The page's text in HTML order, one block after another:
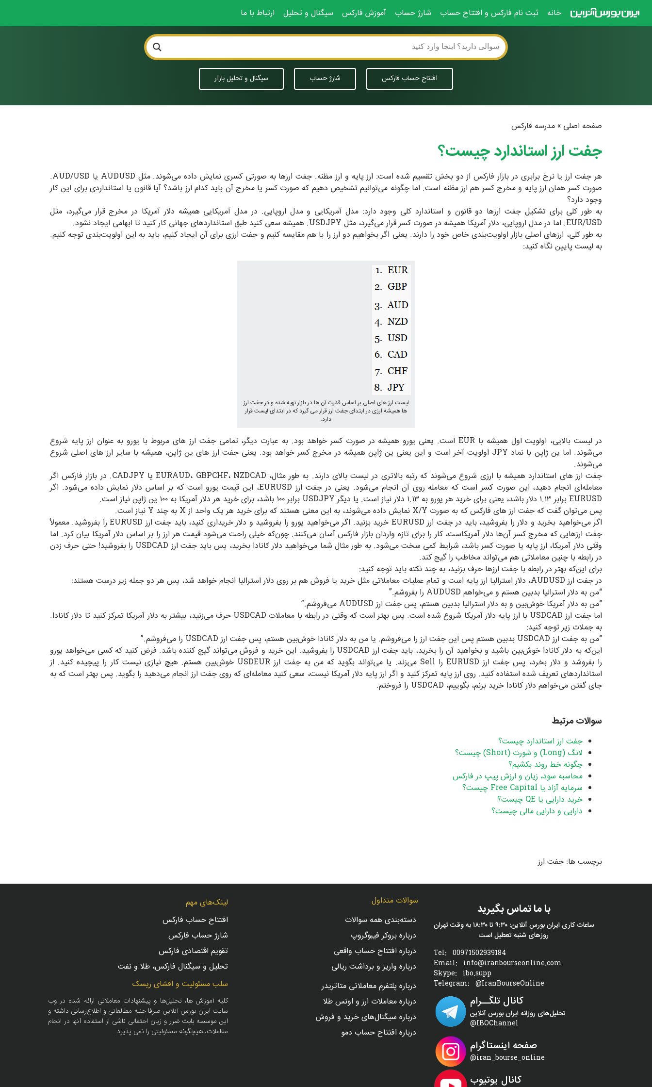
خانه ثبت نام فارکس و افتتاح حساب شارژ حساب آموزش فارکس سیگنال و تحلیل ارتباط با ما
افتتاح حساب فارکس شارژ حساب سیگنال و تحلیل بازار
صفحه اصلی »مدرسه فارکس
جفت ارز استاندارد چیست؟
هر جفت ارز یا نرخ برابری در بازار فارکس از دو بخش تقسیم شده است: ارز پایه و ارز مظنه. جفت ارزها به صورتی کسری نمایش داده می‌شوند. مثل AUDUSD یا AUD/USD.
صورت کسر همان ارز پایه و مخرج کسر هم ارز مظنه است. اما چگونه می‌توانیم تشخیص دهیم که صورت کسر یا مخرج آن باید کدام ارز باشد؟ آیا قانون یا استانداردی برای این کار
وجود دارد؟
به طور کلی برای تشکیل جفت ارزها دو قانون و استاندارد کلی وجود دارد: مدل آمریکایی و مدل اروپایی. در مدل آمریکایی همیشه دلار آمریکا در مخرج قرار می‌گیرد، مثل
EUR/USD. اما در مدل اروپایی، دلار آمریکا همیشه در صورت کسر قرار می‌گیرد، مثل USDJPY. همیشه سعی کنید طبق استانداردهای جهانی کار کنید تا ابهامی ایجاد نشود.
به طور کلی، ارزهای اصلی بازار اولویت‌بندی خاص خود را دارند. یعنی اگر بخواهیم دو ارز را با هم مقایسه کنیم و جفت ارزی برای آن ایجاد کنیم، باید به این اولویت‌بندی توجه کنیم.
به لیست پایین نگاه کنید:
لیست ارز های اصلی بر اساس قدرت آن ها در بازار تهیه شده و در جفت ارز
ها همیشه ارزی در ابتدای جفت ارز قرار می گیرد که در ابتدای لیست قرار
دارد.
در لیست بالایی، اولویت اول همیشه با EUR است. یعنی یورو همیشه در صورت کسر خواهد بود. به عبارت دیگر، تمامی جفت ارز های مربوط با یورو به عنوان ارز پایه شروع
می‌شوند. اما ین ژاپن با نماد JPY اولویت آخر است و این یعنی ین ژاپن همیشه در مخرج کسر خواهد بود. یعنی جفت ارز های ین ژاپن، همیشه با سایر ارز های اصلی شروع
می‌شوند.
جفت ارز های استاندارد همیشه با ارزی شروع می‌شوند که رتبه بالاتری در لیست بالای دارند. به طور مثال، EURAUD، GBPCHF، NZDCAD یا CADJPY. در بازار فارکس اگر
معامله‌ای انجام دهید، این صورت کسر است که معامله روی آن انجام می‌شود. یعنی در جفت ارز EURUSD، این قیمت یورو است که بر اساس دلار نمایش داده می‌شود. اگر
EURUSD برابر ۱.۱۳ دلار باشد، یعنی برای خرید هر یورو به ۱.۱۳ دلار نیاز است. یا دیگر USDJPY برابر ۱۰۰ باشد، برای خرید هر دلار آمریکا به ۱۰۰ ین ژاپن نیاز است.
پس می‌توان گفت که جفت ارز های فارکس که به صورت X/Y نمایش داده می‌شوند، به این معنی هستند که برای خرید هر یک واحد از X به چند Y نیاز است.
اگر می‌خواهید بخرید و دلار را بفروشید، باید در جفت ارز EURUSD خرید بزنید. اگر می‌خواهید یورو را بفروشید و دلار خریداری کنید، باید جفت ارز EURUSD را بفروشید. معمولاً
جفت ارزهایی که مخرج کسر آن‌ها دلار آمریکاست، کار را برای تازه واردان بازار فارکس آسان می‌کنند. چون‌که خیلی راحت می‌شود قیمت هر ارز را بر اساس دلار آمریکا بیان کرد. اما
وقتی دلار آمریکا، ارز پایه یا صورت کسر باشد، شرایط کمی سخت می‌شود. به طور مثال شما می‌خواهید دلار کانادا بخرید، پس باید جفت ارز USDCAD را بفروشید! حتی حرف زدن
در رابطه با چنین معاملاتی هم می‌تواند مخاطب را گیج کند.
برای این‌که بهتر در رابطه با جفت ارزها حرف بزنید، به چند نکته باید توجه کنید:
در جفت ارز AUDUSD، دلار استرالیا ارز پایه است و تمام عملیات معاملاتی مثل خرید یا فروش هم بر روی دلار استرالیا انجام خواهد شد، پس هر دو جمله زیر درست هستند:
“من به دلار استرالیا بدبین هستم و می‌خواهم AUDUSD را بفروشم.”
“من به دلار آمریکا خوش‌بین و به دلار استرالیا بدبین هستم، پس جفت ارز AUDUSD می‌فروشم.”
اما جفت ارز USDCAD با ارز پایه دلار آمریکا شروع شده است. پس بهتر است که وقتی در رابطه با معاملات USDCAD حرف می‌زنید، بیشتر به دلار آمریکا تمرکز کنید تا دلار کانادا.
به جملات زیر توجه کنید:
“من به جفت ارز USDCAD بدبین هستم پس این جفت ارز را می‌فروشم. یا من به دلار کانادا خوش‌بین هستم، پس جفت ارز USDCAD را می‌فروشم.”
این‌که به دلار کانادا خوش‌بین باشید و بخواهید آن را بخرید، باید جفت ارز USDCAD را بفروشید. این خرید و فروش می‌تواند گیج کننده باشد. فرض کنید که کسی می‌خواهد یورو
را بفروشد و دلار بخرد، پس جفت ارز EURUSD را Sell می‌زند. یا می‌تواند بگوید که من به جفت ارز USDEUR خوش‌بین هستم. هیچ نیازی نیست کار را پیچیده کنید. از
استانداردهای تعریف شده استفاده کنید. روی ارز پایه تمرکز کنید و اگر ارز پایه دلار آمریکا نیست، سعی کنید معامله‌ای که روی جفت ارز انجام می‌دهید را بگوید. پس بهتر است که به
جای گفتن می‌خواهم دلار کانادا خرید بزنم، بگوییم، USDCAD را فروختم.
سوالات مرتبط
جفت ارز استاندارد چیست؟
لانگ (Long) و شورت (Short) چیست؟
چگونه خط روند بکشیم؟
محاسبه سود، زیان و ارزش پیپ در فارکس
سرمایه آزاد یا Free Capital چیست؟
خرید دارایی یا QE چیست؟
دارایی و دارایی مالی چیست؟
برچسب ها: جفت ارز
با ما تماس بگیرید
ساعات کاری ایران بورس آنلاین: ۹:۳۰ تا ۱۸:۳۰ به وقت تهران
روزهای شنبه تعطیل است
Tel: 00971502939184
Email: info@iranbourseonline.com
Skype: ibo.supp
Telegram: @IranBourseOnline
کانال تلگــرام
تحلیل‌های روزانه ایران بورس آنلاین
@IBOChannel
صفحه اینستاگرام
@iran_bourse_online
کانال یوتیوب
سوالات متداول
دسته‌بندی همه سوالات
درباره بروکر فیبوگروپ
درباره افتتاح حساب واقعی
درباره واریز و برداشت ریالی
درباره پلتفرم معاملاتی متاتریدر
درباره معاملات ارز و اونس طلا
درباره سیگنال‌های خرید و فروش
درباره افتتاح حساب دمو
لینک‌های مهم
افتتاح حساب فارکس
شارژ حساب فارکس
تقویم اقتصادی فارکس
تحلیل و سیگنال فارکس، طلا و نفت
سلب مسئولیت و افشای ریسک
کلیه آموزش ها، تحلیل‌ها و پیشنهادات معاملاتی ارائه شده در وب
سایت ایران بورس آنلاین صرفا جنبه مطالعاتی و اطلاع‌رسانی داشته و
این موسسه بابت ضرر و زیان احتمالی ناشی از استفاده آنها در انجام
معاملات، هیچگونه مسئولیتی را نمی پذیرد.